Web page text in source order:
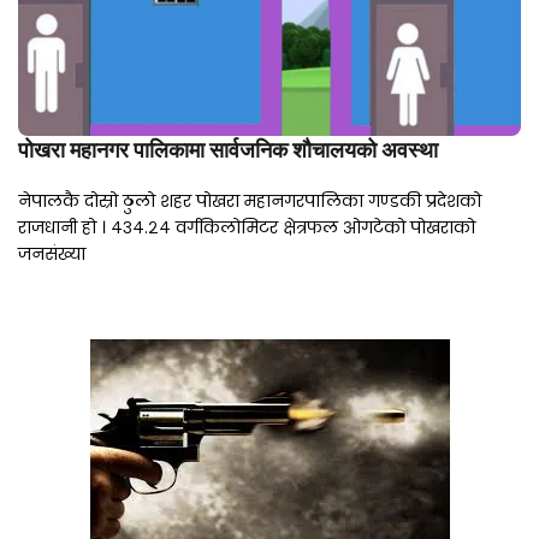
पोखरा महानगर पालिकामा सार्वजनिक शौचालयको अवस्था
नेपालकै दोस्रो ठुलो शहर पोखरा महानगरपालिका गण्डकी प्रदेशको
राजधानी हो । ४३४.२४ वर्गकिलोमिटर क्षेत्रफल ओगटेको पोखराको
जनसंख्या